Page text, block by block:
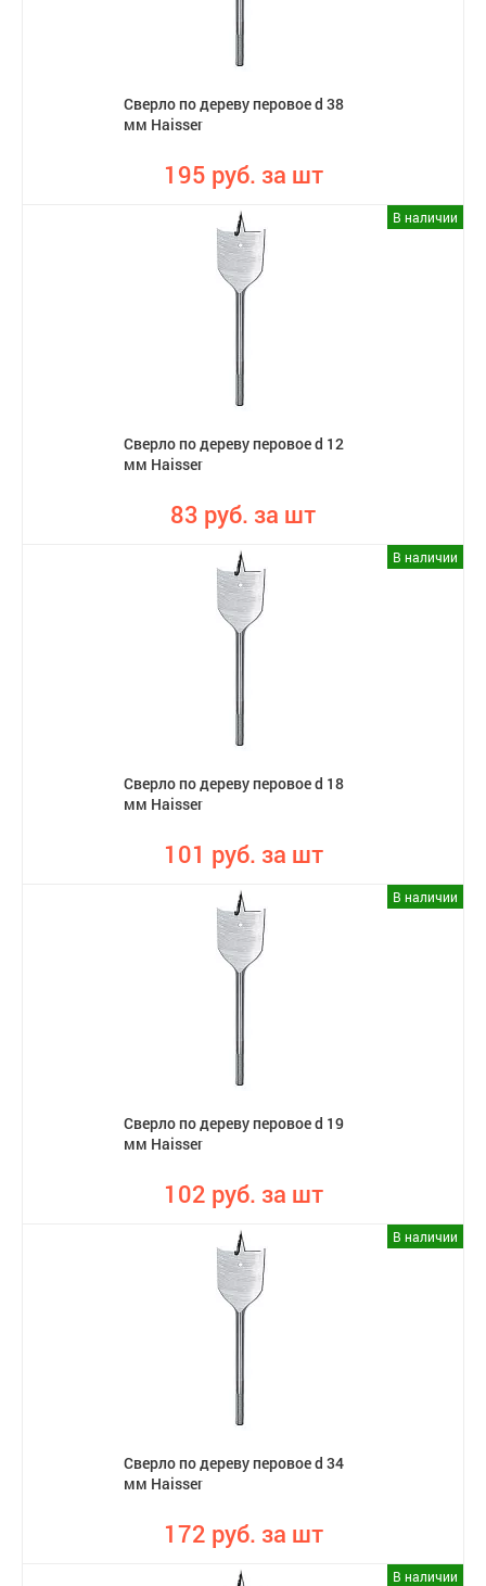
Сверло по дереву перовое d 38
мм Haisser
195 руб. за шт
В наличии
Сверло по дереву перовое d 12
мм Haisser
83 руб. за шт
В наличии
Сверло по дереву перовое d 18
мм Haisser
101 руб. за шт
В наличии
Сверло по дереву перовое d 19
мм Haisser
102 руб. за шт
В наличии
Сверло по дереву перовое d 34
мм Haisser
172 руб. за шт
В наличии